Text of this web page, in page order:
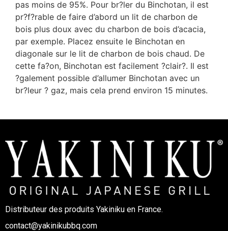
pas moins de 95%. Pour br?ler du Binchotan, il est
pr?f?rable de faire d’abord un lit de charbon de
bois plus doux avec du charbon de bois d’acacia,
par exemple. Placez ensuite le Binchotan en
diagonale sur le lit de charbon de bois chaud. De
cette fa?on, Binchotan est facilement ?clair?. Il est
?galement possible d’allumer Binchotan avec un
br?leur ? gaz, mais cela prend environ 15 minutes.
Distributeur des produits Yakiniku en France.
contact@yakinikubbq.com